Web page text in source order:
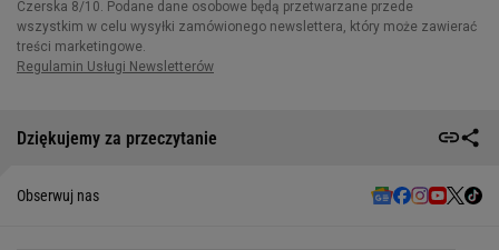
Dziękujemy za przeczytanie
Obserwuj nas